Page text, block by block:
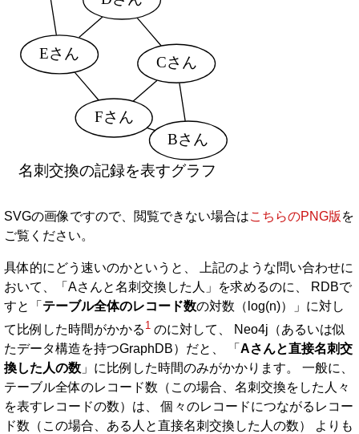
SVGの画像ですので、閲覧できない場合はこちらのPNG版 を
ご覧ください。
具体的にどう速いのかというと、 上記のような問い合わせに
おいて、「Aさんと名刺交換した人」を求めるのに、 RDBで
すと「 テーブル全体のレコード数の対数（log(n)）」に対し
て比例した時間がかかる 1 のに対して、 Neo4j（あるいは似
たデータ構造を持つGraphDB）だと、 「 Aさんと直接名刺交
換した人の数 」に比例した時間のみがかかります。 一般に、
テーブル全体のレコード数（この場合、名刺交換をした人々
を表すレコードの数）は、 個々のレコードにつながるレコー
ド数（この場合、ある人と直接名刺交換した人の数） よりも